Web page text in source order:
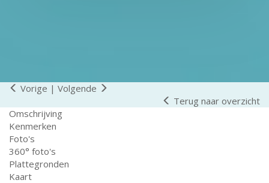
Vorige | Volgende
Terug naar overzicht
Omschrijving
Kenmerken
Foto's
360° foto's
Plattegronden
Kaart